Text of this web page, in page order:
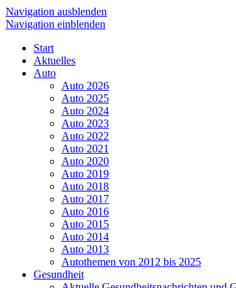
Navigation ausblenden
Navigation einblenden
Start
Aktuelles
Auto
Auto 2026
Auto 2025
Auto 2024
Auto 2023
Auto 2022
Auto 2021
Auto 2020
Auto 2019
Auto 2018
Auto 2017
Auto 2016
Auto 2015
Auto 2014
Auto 2013
Autothemen von 2012 bis 2025
Gesundheit